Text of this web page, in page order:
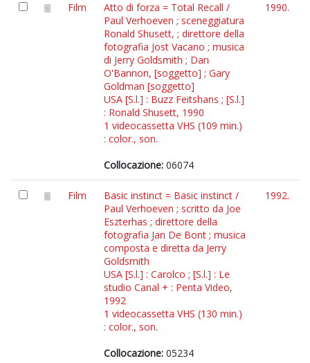
Film
Atto di forza = Total Recall /
Paul Verhoeven ; sceneggiatura
Ronald Shusett, ; direttore della
fotografia Jost Vacano ; musica
di Jerry Goldsmith ; Dan
O'Bannon, [soggetto] ; Gary
Goldman [soggetto]
USA [S.l.] : Buzz Feitshans ; [S.l.]
: Ronald Shusett, 1990
1 videocassetta VHS (109 min.)
: color., son.
Collocazione: 06074
1990.
Film
Basic instinct = Basic instinct /
Paul Verhoeven ; scritto da Joe
Eszterhas ; direttore della
fotografia Jan De Bont ; musica
composta e diretta da Jerry
Goldsmith
USA [S.l.] : Carolco ; [S.l.] : Le
studio Canal + : Penta Video,
1992
1 videocassetta VHS (130 min.)
: color., son.
Collocazione: 05234
1992.